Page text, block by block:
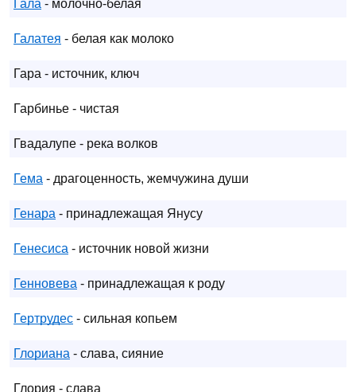
Гала - молочно-белая
Галатея - белая как молоко
Гара - источник, ключ
Гарбинье - чистая
Гвадалупе - река волков
Гема - драгоценность, жемчужина души
Генара - принадлежащая Янусу
Генесиса - источник новой жизни
Генновева - принадлежащая к роду
Гертрудес - сильная копьем
Глориана - слава, сияние
Глория - слава